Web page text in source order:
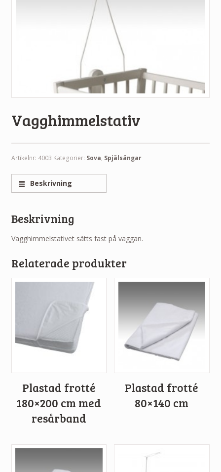
Vagghimmelstativ
Artikelnr: 4003 Kategorier: Sova, Spjälsängar
Beskrivning
Beskrivning
Vagghimmelstativet sätts fast på vaggan.
Relaterade produkter
Plastad frotté
180×200 cm med
resårband
Plastad frotté
80×140 cm